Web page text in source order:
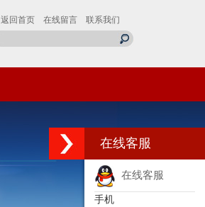
返回首页 在线留言 联系我们
在线客服
在线客服
手机